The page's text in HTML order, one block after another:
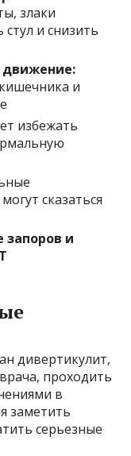
злаки
и снизить
движение:
и
избежать
сказаться
запоров и
дивертикулит,
проходить
в
заметить
серьезные